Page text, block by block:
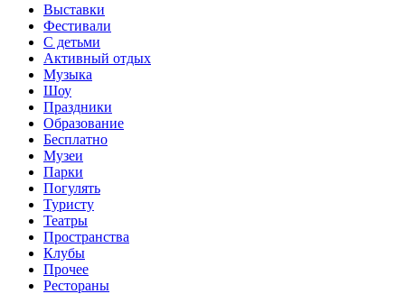
Выставки
Фестивали
С детьми
Активный отдых
Музыка
Шоу
Праздники
Образование
Бесплатно
Музеи
Парки
Погулять
Туристу
Театры
Пространства
Клубы
Прочее
Рестораны